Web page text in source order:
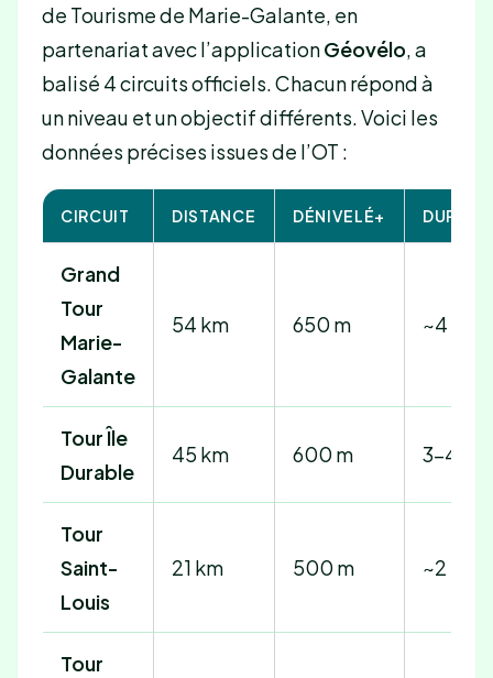
de Tourisme de Marie-Galante, en
partenariat avec l’applicationGéovélo, a
balisé 4 circuits officiels. Chacun répond à
un niveau et un objectif différents. Voici les
données précises issues de l’OT :
CIRCUIT DISTANCE DÉNIVELÉ+ DURÉE
Grand
Tour
Marie-
Galante
54 km 650 m ~4 h
Tour Île
Durable
45 km 600 m 3-4 h
Tour
Saint-
Louis
21 km 500 m ~2 h
Tour